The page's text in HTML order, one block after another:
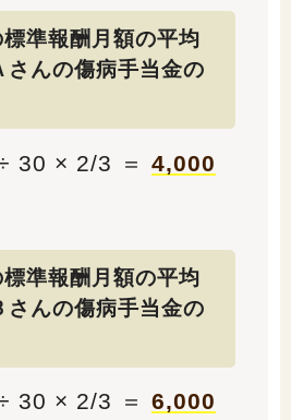
準報酬月額の平均
さんの傷病手当金の
30 × 2/3 ＝ 4,000
準報酬月額の平均
さんの傷病手当金の
30 × 2/3 ＝ 6,000